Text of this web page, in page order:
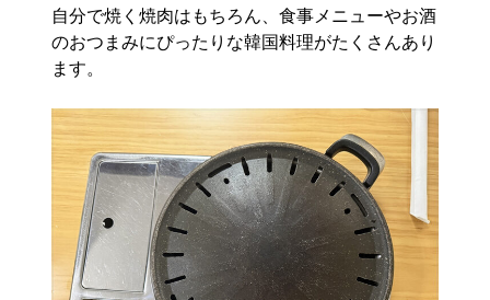
自分で焼く焼肉はもちろん、食事メニューやお酒
のおつまみにぴったりな韓国料理がたくさんあり
ます。